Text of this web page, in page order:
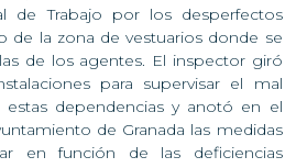
de Trabajo por los desperfectos
de la zona de vestuarios donde se
de los agentes. El inspector giró
para supervisar el mal
dependencias y anotó en el
de Granada las medidas
en función de las deficiencias